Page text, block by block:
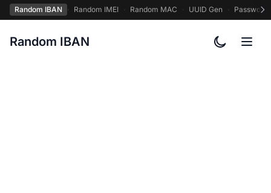
Random IBAN · Random IMEI · Random MAC · UUID Gen · Password
Random IBAN